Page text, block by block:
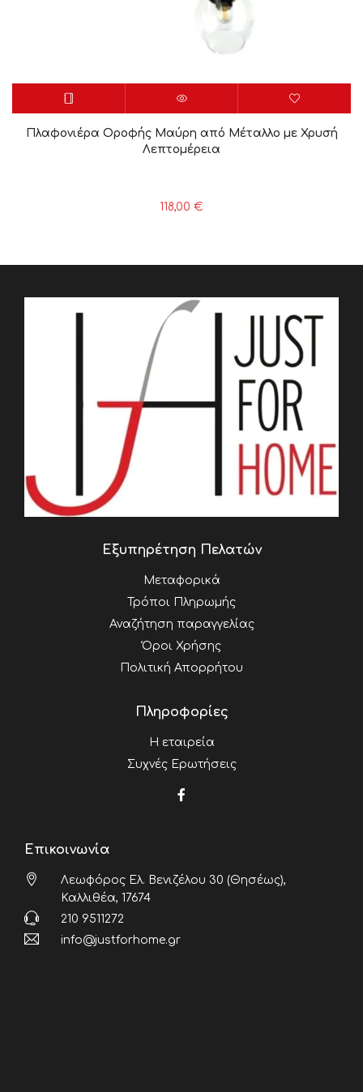
Πλαφονιέρα Οροφής Μαύρη από Μέταλλο με Χρυσή
Λεπτομέρεια
118,00 €
Εξυπηρέτηση Πελατών
Μεταφορικά
Τρόποι Πληρωμής
Αναζήτηση παραγγελίας
Όροι Χρήσης
Πολιτική Απορρήτου
Πληροφορίες
Η εταιρεία
Συχνές Ερωτήσεις
Επικοινωνία
Λεωφόρος Ελ. Βενιζέλου 30 (Θησέως),
Καλλιθέα, 17674
210 9511272
info@justforhome.gr